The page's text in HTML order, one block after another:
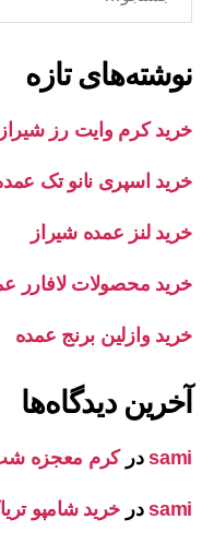
نوشته‌های تازه
خرید کرم وایت رز شیراز
خرید اسپری نانو تک
خرید لنز عمده شیراز
خرید محصولات لافارر
خرید وازلین برنج عمده
آخرین دیدگاه‌ها
samiدرکرم معجزه
samiدر خرید شامپو